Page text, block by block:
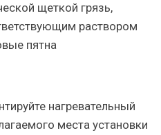
щеткой грязь,
раствором
пятна
нагревательный
места установки